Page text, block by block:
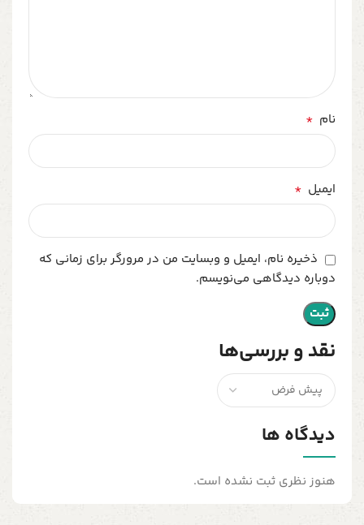
نقد و بررسی‌ها
دیدگاه ها
هنوز نظری ثبت نشده است.
نام *
ایمیل *
ذخیره نام، ایمیل و وبسایت من در مرورگر برای زمانی که
دوباره دیدگاهی می‌نویسم.